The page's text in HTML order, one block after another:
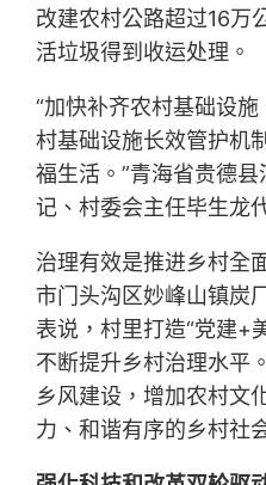
改建农村公路超过16万
活垃圾得到收运处理。
“加快补齐农村基础设
村基础设施长效管护机
福生活。”青海省贵德
记、村委会主任毕生龙
治理有效是推进乡村全
市门头沟区妙峰山镇炭
表说，村里打造“党建+
不断提升乡村治理水平
乡风建设，增加农村文
力、和谐有序的乡村社